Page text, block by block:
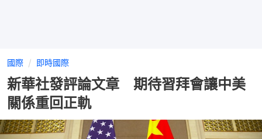
國際 即時國際
新華社發評論文章 期待習拜會讓中美
關係重回正軌